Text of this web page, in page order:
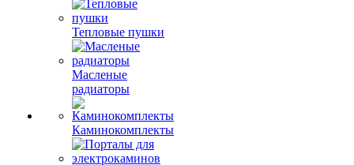
Тепловые пушки
Масленые
радиаторы
Каминокомплекты